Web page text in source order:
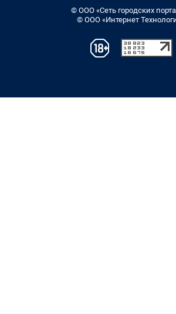
© ООО «Сеть городских
© ООО «Интернет